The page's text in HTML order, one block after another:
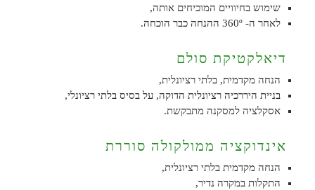
שימוש בחיוויים המוכיחים אותה,
לאחר ה- 360º ההנחה כבר הוכחה.
דיאלקטיקת סולם
הנחה מקדמית, בלתי רציונלית,
בניית היררכיה רציונלית הדוקה, על בסיס בלתי רציונלי,
אסקלציה למסקנה מתבקשת.
אינדוקציה ממולקולה סוררת
הנחה מקדמית בלתי רציונלית,
התקלות במקרה נדיר,